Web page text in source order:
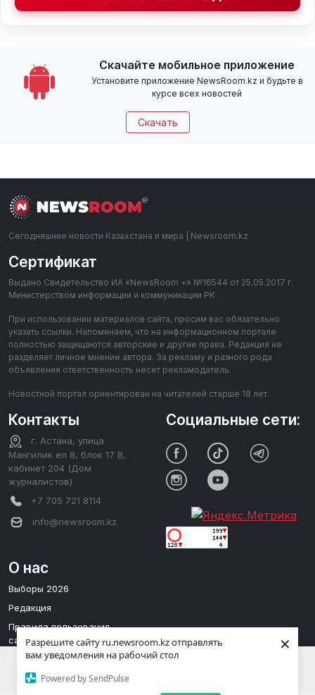
Разрешите сайту ru.newsroom.kz отправлять
вам уведомления на рабочий стол
Powered by SendPulse
×
вашего опыта. Продолжая использовать
Скачайте мобильное приложение
Установите приложение NewsRoom.kz и будьте в
курсе всех новостей
Скачать
Сегодняшние новости Казахстана и мира | Newsroom.kz
Сертификат
Выдано Свидетельство ИА «NewsRoom +» №16544 от 25.05.2017 г.
Министерством информации и коммуникации РК.
При использовании материалов сайта, просим вас обязательно
указать ссылки. Напоминаем, что на информационном портале
полностью защищаются авторские и другие права. Редакция не
разделяет личное мнение автора. За рекламу и разного рода
объявления ответственность несет рекламодатель.
Новостной портал ориентирован на читателей старше 18 лет.
Контакты
г. Астана, улица
Мангилик ел 8, блок 17 В,
кабинет 204 (Дом
журналистов)
+7 705 721 8114
info@newsroom.kz
О нас
Выборы 2026
Редакция
Правила пользования
сайтом
Редакционная политика
Социальные сети: